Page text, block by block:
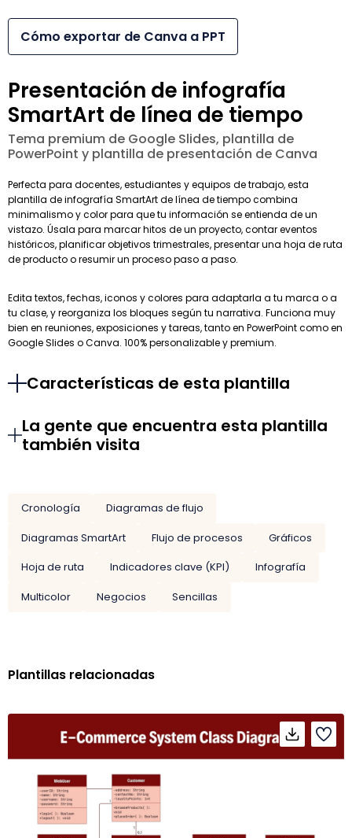
Cómo exportar de Canva a PPT
Presentación de infografía
SmartArt de línea de tiempo
Tema premium de Google Slides, plantilla de
PowerPoint y plantilla de presentación de Canva
Perfecta para docentes, estudiantes y equipos de trabajo, esta
plantilla de infografía SmartArt de línea de tiempo combina
minimalismo y color para que tu información se entienda de un
vistazo. Úsala para marcar hitos de un proyecto, contar eventos
históricos, planificar objetivos trimestrales, presentar una hoja de ruta
de producto o resumir un proceso paso a paso.
Edita textos, fechas, iconos y colores para adaptarla a tu marca o a
tu clase, y reorganiza los bloques según tu narrativa. Funciona muy
bien en reuniones, exposiciones y tareas, tanto en PowerPoint como en
Google Slides o Canva. 100% personalizable y premium.
Características de esta plantilla
La gente que encuentra esta plantilla
también visita
Cronología
Diagramas de flujo
Diagramas SmartArt
Flujo de procesos
Gráficos
Hoja de ruta
Indicadores clave (KPI)
Infografía
Multicolor
Negocios Sencillas
Plantillas relacionadas